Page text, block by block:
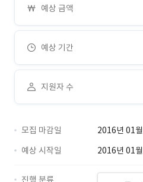
예상 금액
예상 기간
지원자 수
모집 마감일
2016년 01
예상 시작일
2016년 01
진행 분류